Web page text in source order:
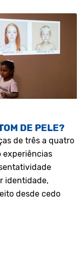
DE PELE?
de três a quatro
experiências
identidade,
desde cedo